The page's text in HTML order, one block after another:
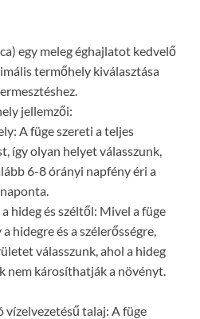
egy meleg éghajlatot kedvelő
termőhely kiválasztása
jellemzői:
A füge szereti a teljes
így olyan helyet válasszunk,
6-8 órányi napfény éri a
hideg és széltől: Mivel a füge
hidegre és a szélerősségre,
válasszunk, ahol a hideg
nem károsíthatják a növényt.
vízelvezetésű talaj: A füge